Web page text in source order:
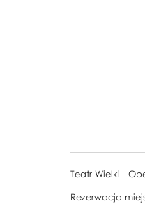
Teatr Wielki -
Rezerwacja